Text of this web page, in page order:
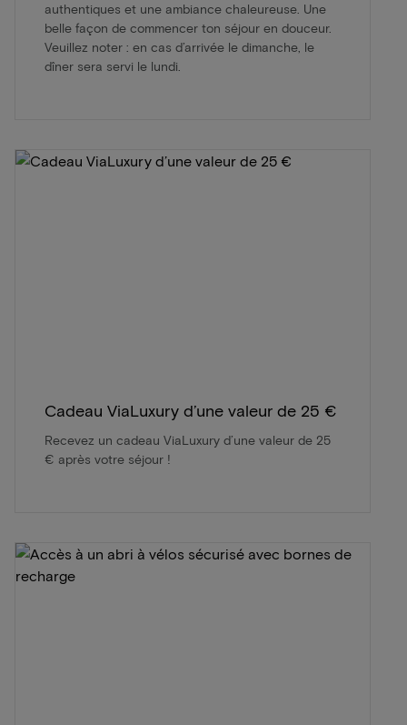
authentiques et une ambiance chaleureuse. Une
belle façon de commencer ton séjour en douceur.
Veuillez noter : en cas d’arrivée le dimanche, le
dîner sera servi le lundi.
Cadeau ViaLuxury d’une valeur de 25 €
Recevez un cadeau ViaLuxury d’une valeur de 25
€ après votre séjour !